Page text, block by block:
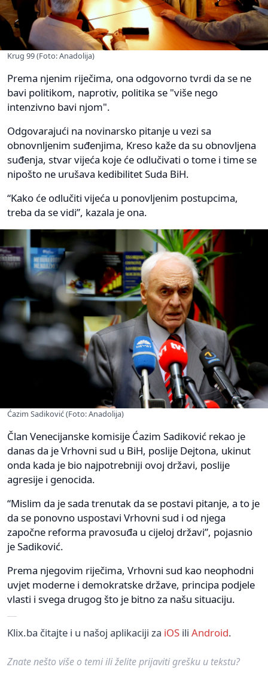
Krug 99 (Foto: Anadolija)
Prema njenim riječima, ona odgovorno tvrdi da se ne
bavi politikom, naprotiv, politika se "više nego
intenzivno bavi njom".
Odgovarajući na novinarsko pitanje u vezi sa
obnovnljenim suđenjima, Kreso kaže da su obnovljena
suđenja, stvar vijeća koje će odlučivati o tome i time se
nipošto ne urušava kedibilitet Suda BiH.
“Kako će odlučiti vijeća u ponovljenim postupcima,
treba da se vidi”, kazala je ona.
Ćazim Sadiković (Foto: Anadolija)
Član Venecijanske komisije Ćazim Sadiković rekao je
danas da je Vrhovni sud u BiH, poslije Dejtona, ukinut
onda kada je bio najpotrebniji ovoj državi, poslije
agresije i genocida.
“Mislim da je sada trenutak da se postavi pitanje, a to je
da se ponovno uspostavi Vrhovni sud i od njega
započne reforma pravosuđa u cijeloj državi”, pojasnio
je Sadiković.
Prema njegovim riječima, Vrhovni sud kao neophodni
uvjet moderne i demokratske države, principa podjele
vlasti i svega drugog što je bitno za našu situaciju.
Klix.ba čitajte i u našoj aplikaciji za iOS ili Android.
Znate nešto više o temi ili želite prijaviti grešku u tekstu?